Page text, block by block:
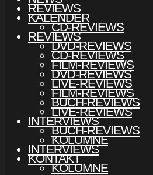
REVIEWS
CD-REVIEWS
DVD-REVIEWS
FILM-REVIEWS
LIVE-REVIEWS
BUCH-REVIEWS
INTERVIEWS
KOLUMNE
KONTAKT
KALENDER
REVIEWS
CD-REVIEWS
DVD-REVIEWS
FILM-REVIEWS
LIVE-REVIEWS
BUCH-REVIEWS
INTERVIEWS
KOLUMNE